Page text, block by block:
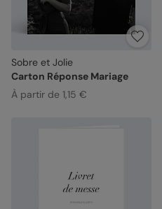
Sobre et Jolie
Carton Réponse Mariage
À partir de 1,15 €